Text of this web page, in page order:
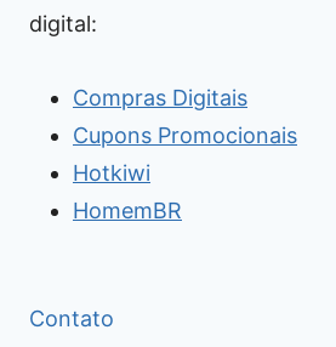
digital:
Compras Digitais
Cupons Promocionais
Hotkiwi
HomemBR
Contato